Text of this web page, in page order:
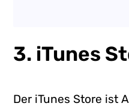
3. iTunes
Der iTunes Store ist